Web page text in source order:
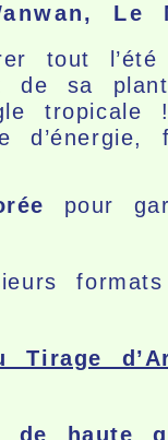
Le
tout
de sa
tropicale
pour
Tirage
de haute